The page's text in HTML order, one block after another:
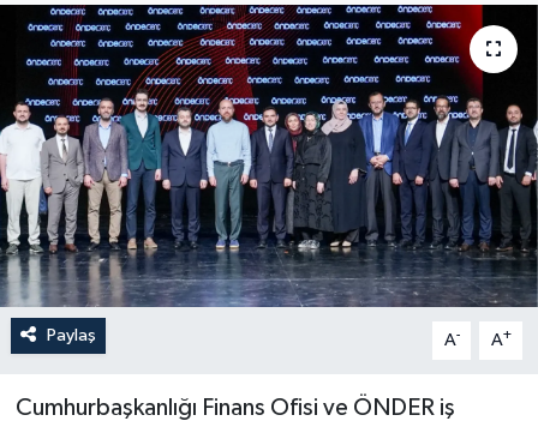
Paylaş A- A+
Cumhurbaşkanlığı Finans Ofisi ve ÖNDER iş